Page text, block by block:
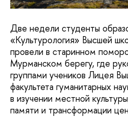
Две недели студенты
«Культурология» Высшей
провели в старинном
Мурманском берегу, где
группами учеников Лицея
факультета гуманитарных
в изучении местной
памяти и трансформации